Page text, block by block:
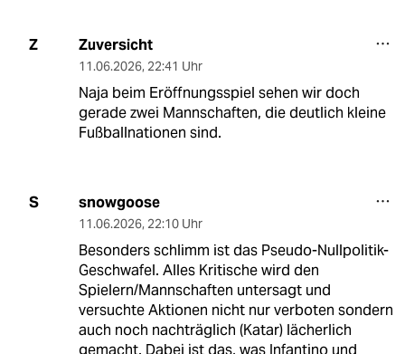
Z Zuversicht
11.06.2026, 22:41 Uhr
Naja beim Eröffnungsspiel sehen wir doch
gerade zwei Mannschaften, die deutlich kleine
Fußballnationen sind.
S snowgoose
11.06.2026, 22:10 Uhr
Besonders schlimm ist das Pseudo-Nullpolitik-
Geschwafel. Alles Kritische wird den
Spielern/Mannschaften untersagt und
versuchte Aktionen nicht nur verboten sondern
auch noch nachträglich (Katar) lächerlich
gemacht. Dabei ist das, was Infantino und